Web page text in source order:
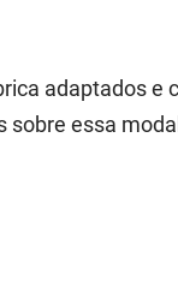
adaptados e
sobre essa